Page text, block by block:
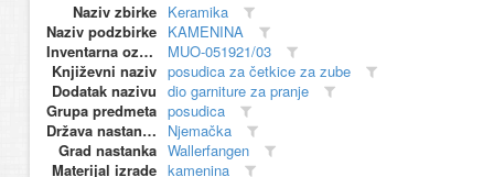
Naziv zbirke Keramika
Naziv podzbirke KAMENINA
Inventarna oznaka
MUO-051921/03
Književni naziv posudica za četkice za zube
Dodatak nazivu dio garniture za pranje
Grupa predmeta posudica
Država nastanka
Njemačka
Grad nastanka Wallerfangen
Materijal izrade kamenina